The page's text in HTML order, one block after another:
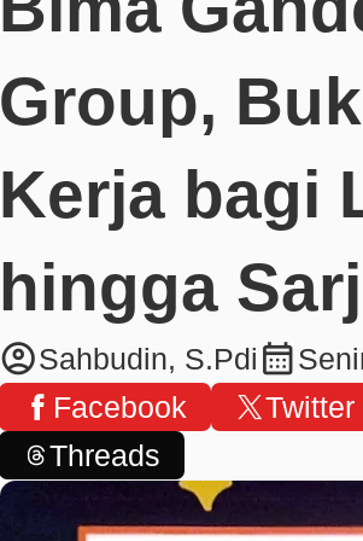
Group,
Kerja bagi
hingga
account_circleSahbudin, S.Pdi calendar_month
Facebook
Twitter
Threads